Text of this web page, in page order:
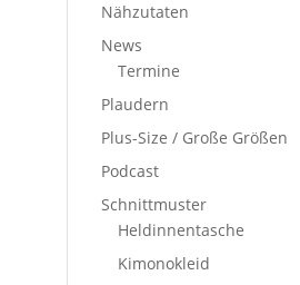
Nähzutaten
News
Termine
Plaudern
Plus-Size / Große Größen
Podcast
Schnittmuster
Heldinnentasche
Kimonokleid